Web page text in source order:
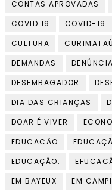
CONTAS APROVADAS
COVID 19
COVID-19
CULTURA
CURIMATAÚ
DEMANDAS
DENÚNCIA
DESEMBAGADOR
DIA DAS CRIANÇAS
DOAR É VIVER
EDUCACÃO
EDUCAÇÃO.
EM BAYEUX
EM